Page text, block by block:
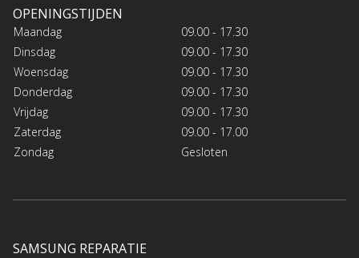
OPENINGSTIJDEN
Maandag
09.00 - 17.30
Dinsdag
09.00 - 17.30
Woensdag
09.00 - 17.30
Donderdag
09.00 - 17.30
Vrijdag
09.00 - 17.30
Zaterdag
09.00 - 17.00
Zondag
Gesloten
SAMSUNG REPARATIE